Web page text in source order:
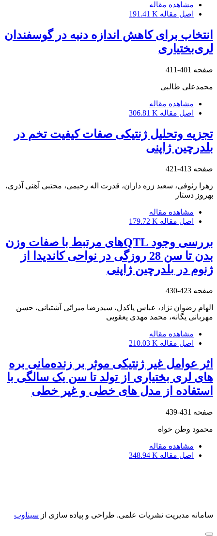
مشاهده مقاله
اصل مقاله 191.41 K
انتخاب برای کاهش اندازه دنبه در گوسفندان
لری‌بختیاری
صفحه 401-411
محمدعلی طالبی
مشاهده مقاله
اصل مقاله 306.81 K
تجزیه وتحلیل ژنتیکی صفات کیفیت تخم در
بلدرچین ژاپنی
صفحه 413-421
زهرا رئوفی، سعید زره داران، قدرت اله رحیمی، مجتبی آهنی آذری،
بهروز دستار
مشاهده مقاله
اصل مقاله 179.72 K
بررسی وجود QTLهای مرتبط با صفات وزن
بدن تا سن 28 روزگی در نواحی کاندیدا از
ژنوم در بلدرچین ژاپنی
صفحه 423-430
الهام رضوان نژاد، عباس پاکدل، سیدرضا میرائی آشتیانی، حسن
مهربانی یگانه، محمد مهدی یعقوبی
مشاهده مقاله
اصل مقاله 210.03 K
اثر عوامل غیر ژنتیکی موثر بر زنده‌مانی بره
های لری بختیاری از تولد تا سن یک سالگی با
استفاده از مدل های خطی و غیر خطی
صفحه 431-439
محمود وطن خواه
مشاهده مقاله
اصل مقاله 348.94 K
سامانه مدیریت نشریات علمی. طراحی و پیاده سازی از سیناوب